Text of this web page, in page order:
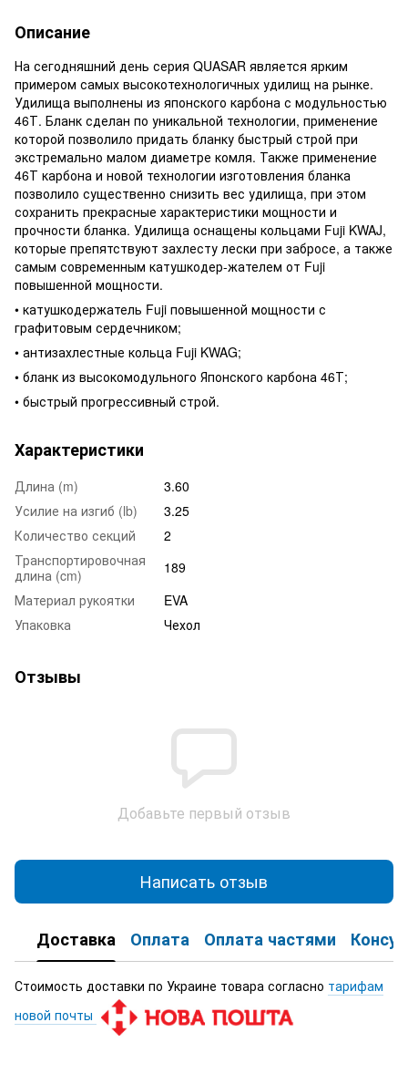
Описание
На сегодняшний день серия QUASAR является ярким
примером самых высокотехнологичных удилищ на рынке.
Удилища выполнены из японского карбона с модульностью
46Т. Бланк сделан по уникальной технологии, применение
которой позволило придать бланку быстрый строй при
экстремально малом диаметре комля. Также применение
46Т карбона и новой технологии изготовления бланка
позволило существенно снизить вес удилища, при этом
сохранить прекрасные характеристики мощности и
прочности бланка. Удилища оснащены кольцами Fuji KWAJ,
которые препятствуют захлесту лески при забросе, а также
самым современным катушкодер-жателем от Fuji
повышенной мощности.
• катушкодержатель Fuji повышенной мощности с
графитовым сердечником;
• антизахлестные кольца Fuji KWAG;
• бланк из высокомодульного Японского карбона 46Т;
• быстрый прогрессивный строй.
Характеристики
Длина (m)
3.60
Усилие на изгиб (lb)
3.25
Количество секций
2
Транспортировочная
длина (cm)
189
Материал рукоятки
EVA
Упаковка
Чехол
Отзывы
Добавьте первый отзыв
Написать отзыв
Доставка Оплата Оплата частями
Стоимость доставки по Украине товара согласно тарифам
новой почты